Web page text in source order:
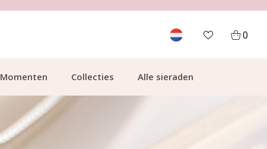
0
Momenten Collecties Alle sieraden